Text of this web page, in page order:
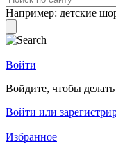
Например: детские
Войти
Войдите, чтобы
Войти или
Избранное